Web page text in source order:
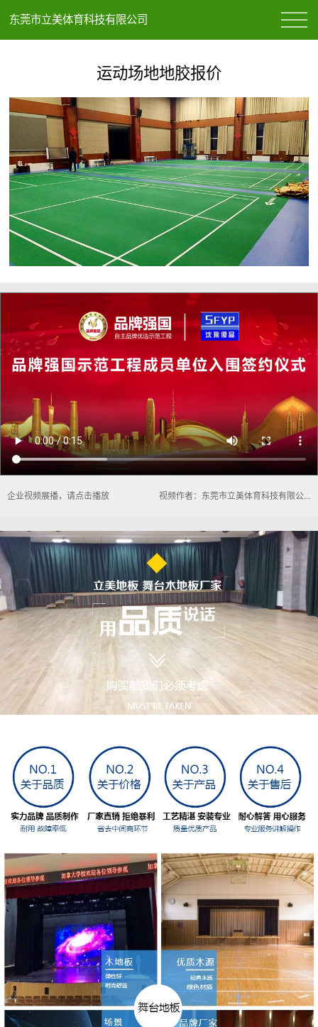
东莞市立美体育科技有限公司
运动场地地胶报价
企业视频展播，请点击播放 视频作者：东莞市立美体育科技有限公司